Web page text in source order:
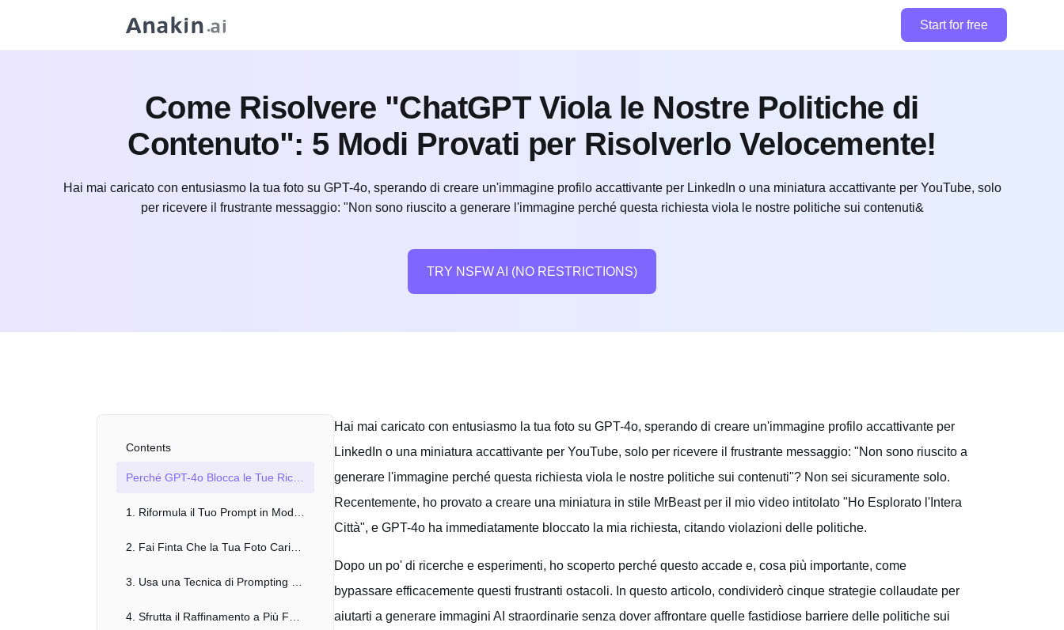
Start for free
Come Risolvere "ChatGPT Viola le Nostre Politiche di
Contenuto": 5 Modi Provati per Risolverlo Velocemente!
Hai mai caricato con entusiasmo la tua foto su GPT-4o, sperando di creare un'immagine profilo accattivante per LinkedIn o una miniatura accattivante per YouTube, solo
per ricevere il frustrante messaggio: "Non sono riuscito a generare l'immagine perché questa richiesta viola le nostre politiche sui contenuti&
TRY NSFW AI (NO RESTRICTIONS)
Contents
Hai mai caricato con entusiasmo la tua foto su GPT-4o, sperando di creare un'immagine profilo accattivante per
LinkedIn o una miniatura accattivante per YouTube, solo per ricevere il frustrante messaggio: "Non sono riuscito a
generare l'immagine perché questa richiesta viola le nostre politiche sui contenuti"? Non sei sicuramente solo.
Recentemente, ho provato a creare una miniatura in stile MrBeast per il mio video intitolato "Ho Esplorato l'Intera
Città", e GPT-4o ha immediatamente bloccato la mia richiesta, citando violazioni delle politiche.
Dopo un po' di ricerche e esperimenti, ho scoperto perché questo accade e, cosa più importante, come
bypassare efficacemente questi frustranti ostacoli. In questo articolo, condividerò cinque strategie collaudate per
aiutarti a generare immagini AI straordinarie senza dover affrontare quelle fastidiose barriere delle politiche sui